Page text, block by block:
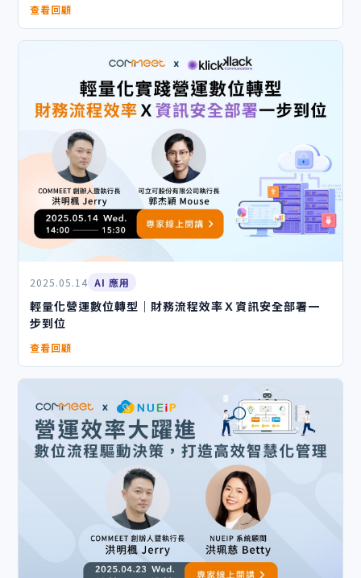
查看回顧
2025.05.14 AI 應用
輕量化營運數位轉型｜財務流程效率Ｘ資訊安全部署一
步到位
查看回顧